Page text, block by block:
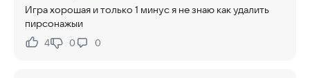
Игра хорошая и только 1 минус я не знаю как удалить
пирсонажыи
Нравится:
4Не нравится:
0 0